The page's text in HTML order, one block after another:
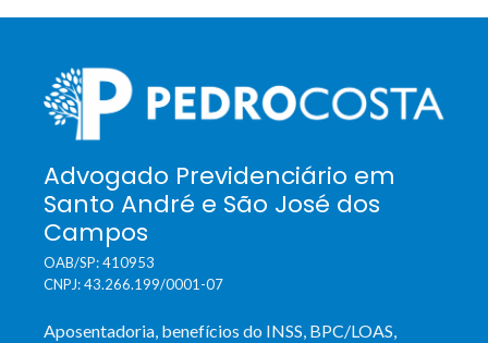
Advogado Previdenciário em
Santo André e São José dos
Campos
OAB/SP: 410953
CNPJ: 43.266.199/0001-07
Aposentadoria, benefícios do INSS, BPC/LOAS,